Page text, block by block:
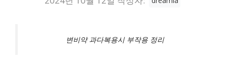
변비약 과다복용시 부작용 정리